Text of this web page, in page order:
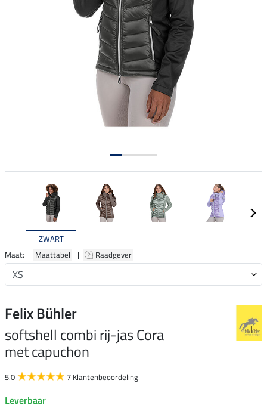
ZWART
Maat: | Maattabel | Raadgever
Felix Bühler
softshell combi rij-jas Cora
met capuchon
5.0 7 Klantenbeoordeling
Leverbaar